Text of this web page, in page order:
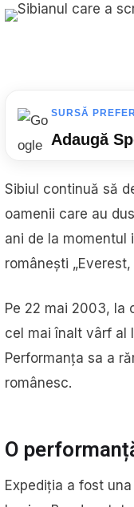
SURSĂ
Adaugă
Sibiul continuă să
oamenii care au
ani de la momentul
românești
Pe 22 mai 2003, la
cel mai înalt vârf al
Performanța sa a
românesc.
O
Expediția a fost